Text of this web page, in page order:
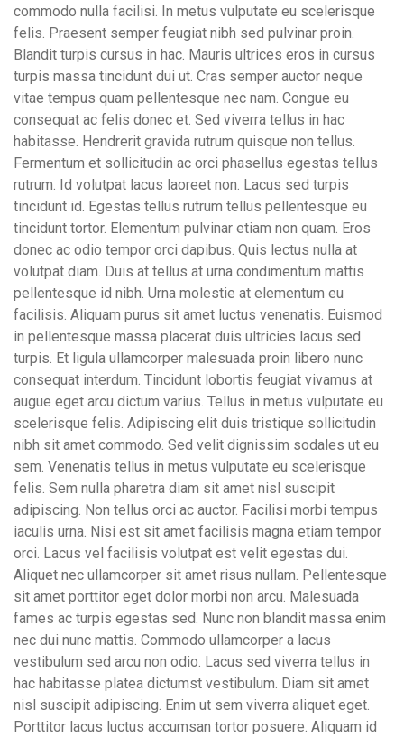
commodo nulla facilisi. In metus vulputate eu scelerisque
felis. Praesent semper feugiat nibh sed pulvinar proin.
Blandit turpis cursus in hac. Mauris ultrices eros in cursus
turpis massa tincidunt dui ut. Cras semper auctor neque
vitae tempus quam pellentesque nec nam. Congue eu
consequat ac felis donec et. Sed viverra tellus in hac
habitasse. Hendrerit gravida rutrum quisque non tellus.
Fermentum et sollicitudin ac orci phasellus egestas tellus
rutrum. Id volutpat lacus laoreet non. Lacus sed turpis
tincidunt id. Egestas tellus rutrum tellus pellentesque eu
tincidunt tortor. Elementum pulvinar etiam non quam. Eros
donec ac odio tempor orci dapibus. Quis lectus nulla at
volutpat diam. Duis at tellus at urna condimentum mattis
pellentesque id nibh. Urna molestie at elementum eu
facilisis. Aliquam purus sit amet luctus venenatis. Euismod
in pellentesque massa placerat duis ultricies lacus sed
turpis. Et ligula ullamcorper malesuada proin libero nunc
consequat interdum. Tincidunt lobortis feugiat vivamus at
augue eget arcu dictum varius. Tellus in metus vulputate eu
scelerisque felis. Adipiscing elit duis tristique sollicitudin
nibh sit amet commodo. Sed velit dignissim sodales ut eu
sem. Venenatis tellus in metus vulputate eu scelerisque
felis. Sem nulla pharetra diam sit amet nisl suscipit
adipiscing. Non tellus orci ac auctor. Facilisi morbi tempus
iaculis urna. Nisi est sit amet facilisis magna etiam tempor
orci. Lacus vel facilisis volutpat est velit egestas dui.
Aliquet nec ullamcorper sit amet risus nullam. Pellentesque
sit amet porttitor eget dolor morbi non arcu. Malesuada
fames ac turpis egestas sed. Nunc non blandit massa enim
nec dui nunc mattis. Commodo ullamcorper a lacus
vestibulum sed arcu non odio. Lacus sed viverra tellus in
hac habitasse platea dictumst vestibulum. Diam sit amet
nisl suscipit adipiscing. Enim ut sem viverra aliquet eget.
Porttitor lacus luctus accumsan tortor posuere. Aliquam id